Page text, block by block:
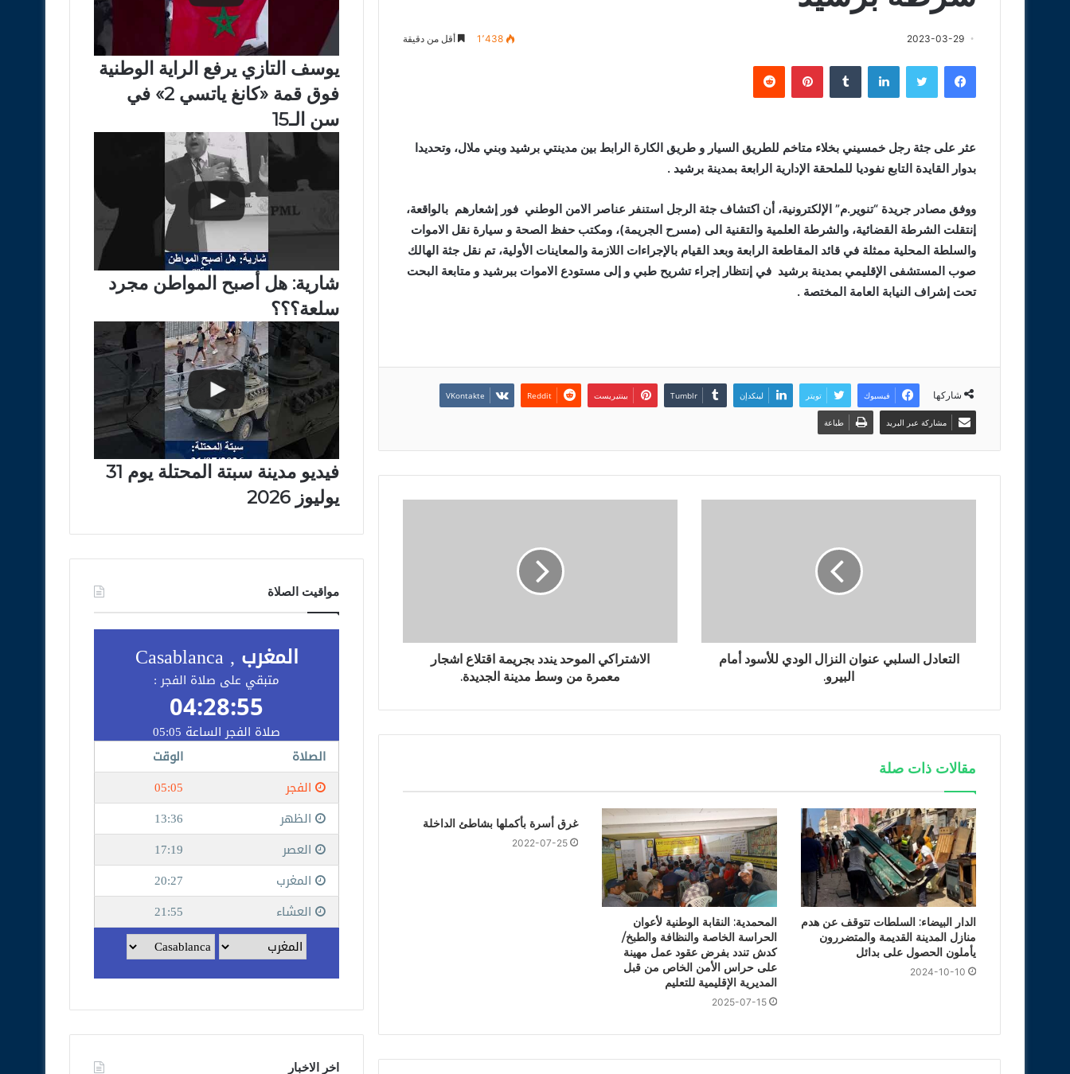
2023-03-29 1٬438 أقل من دقيقة
فيسبوك لينكدإن بينتيريست
عثر على جثة رجل خمسيني بخلاء متاخم للطريق السيار و طريق الكارة الرابط بين مدينتي برشيد وبني ملال، وتحديدا
بدوار القايدة التابع نفوديا للملحقة الإدارية الرابعة بمدينة برشيد .
ووفق مصادر جريدة “تنوير.م” الإلكترونية، أن اكتشاف جثة الرجل استنفر عناصر الامن الوطني فور إشعارهم بالواقعة،
إنتقلت الشرطة القضائية، والشرطة العلمية والتقنية الى (مسرح الجريمة)، ومكتب حفظ الصحة و سيارة نقل الاموات
والسلطة المحلية ممثلة في قائد المقاطعة الرابعة وبعد القيام بالإجراءات اللازمة والمعاينات الأولية، تم نقل جثة الهالك
صوب المستشفى الإقليمي بمدينة برشيد في إنتظار إجراء تشريح طبي و إلى مستودع الاموات ببرشيد و متابعة البحت
تحت إشراف النيابة العامة المختصة .
شاركها فيسبوك تويتر لينكدإن بينتيريست
مشاركة عبر البريد طباعة
التعادل السلبي عنوان النزال الودي للأسود أمام
البيرو.
الاشتراكي الموحد يندد بجريمة اقتلاع اشجار
معمرة من وسط مدينة الجديدة.
مقالات ذات صلة
الدار البيضاء: السلطات تتوقف عن هدم
منازل المدينة القديمة والمتضررون
يأملون الحصول على بدائل
2024-10-10
المحمدية: النقابة الوطنية لأعوان
الحراسة الخاصة والنظافة والطبخ/
كدش تندد بفرض عقود عمل مهينة
على حراس الأمن الخاص من قبل
المديرية الإقليمية للتعليم
2025-07-15
غرق أسرة بأكملها بشاطئ الداخلة
2022-07-25
يوسف التازي يرفع الراية الوطنية
فوق قمة «كانغ ياتسي 2» في
سن الـ15
شارية: هل أصبح المواطن مجرد
سلعة؟؟؟
فيديو مدينة سبتة المحتلة يوم 31
يوليوز 2026
مواقيت الصلاة
اخر الاخبار